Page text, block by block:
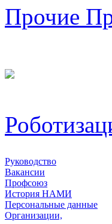
Прочие
Руководство
Вакансии
Профсоюз
История НАМИ
Персональные данные
Организации,